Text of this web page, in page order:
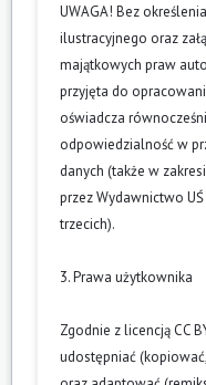
UWAGA! Bez
ilustracyjnego oraz
majątkowych praw
przyjęta do
oświadcza
odpowiedzialność w
danych (także w
przez Wydawnictwo
trzecich).
3. Prawa użytkownika
Zgodnie z licencją CC
udostępniać